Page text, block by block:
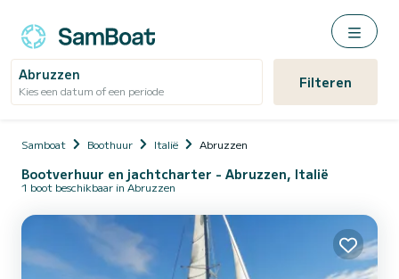
Abruzzen
Kies een datum of een periode Filteren
Samboat Boothuur Italië Abruzzen
Bootverhuur en jachtcharter - Abruzzen, Italië
1 boot beschikbaar in Abruzzen